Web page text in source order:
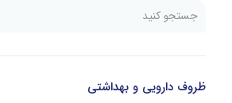
ظروف دارویی و بهداشتی